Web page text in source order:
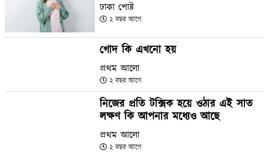
ঢাকা পোষ্ট
২ বছর আগে
গোদ কি এখনো হয়
প্রথম আলো
২ বছর আগে
নিজের প্রতি টক্সিক হয়ে ওঠার এই সাত
লক্ষণ কি আপনার মধ্যেও আছে
প্রথম আলো
২ বছর আগে